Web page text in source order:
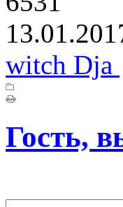
witch Dja
Гость,